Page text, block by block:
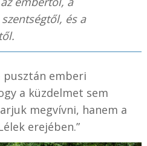
és a
emberi
a küzdelmet sem
megvívni, hanem a
erejében.”